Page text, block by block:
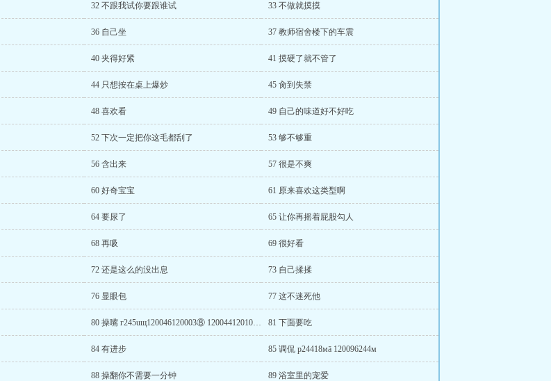
32 不跟我试你要跟谁试 33 不做就摸摸
36 自己坐 37 教师宿舍楼下的车震
40 夹得好紧 41 摸硬了就不管了
44 只想按在桌上爆炒 45 肏到失禁
48 喜欢看 49 自己的味道好不好吃
52 下次一定把你这毛都刮了 53 够不够重
56 含出来 57 很是不爽
60 好奇宝宝 61 原来喜欢这类型啊
64 要尿了 65 让你再摇着屁股勾人
68 再吸 69 很好看
72 还是这么的没出息 73 自己揉揉
76 显眼包 77 这不迷死他
80 操嘴 г245uщ120046120003⑧ 120044120108м 81 下面要吃
84 有进步 85 调侃 р24418мā 120096244м
88 操翻你不需要一分钟 89 浴室里的宠爱